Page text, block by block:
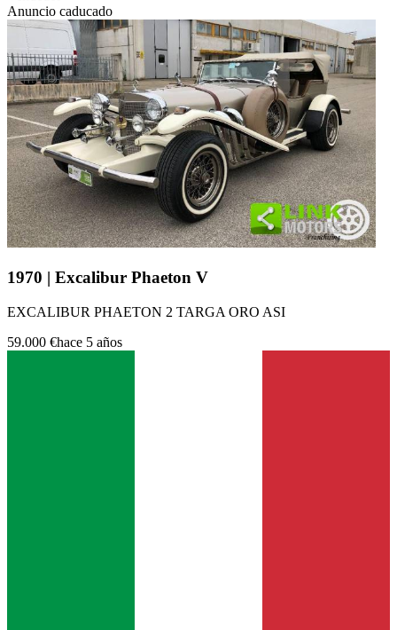
Anuncio caducado
1970 | Excalibur Phaeton V
EXCALIBUR PHAETON 2 TARGA ORO ASI
59.000 €hace 5 años